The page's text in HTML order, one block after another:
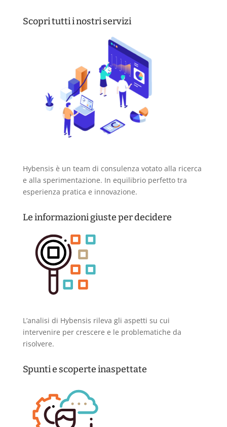
Scopri tutti i nostri servizi
Hybensis è un team di consulenza votato alla ricerca
e alla sperimentazione. In equilibrio perfetto tra
esperienza pratica e innovazione.
Le informazioni giuste per decidere
L’analisi di Hybensis rileva gli aspetti su cui
intervenire per crescere e le problematiche da
risolvere.
Spunti e scoperte inaspettate